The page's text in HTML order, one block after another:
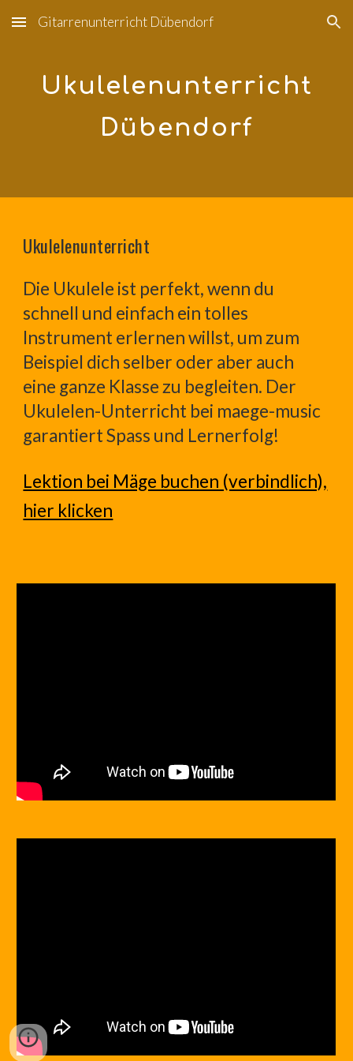
Skip to main content Skip to navigation
Gitarrenunterricht Dübendorf
Ukulelenunterricht
Dübendorf
Ukulelenunterricht
Die Ukulele ist perfekt, wenn du
schnell und einfach ein tolles
Instrument erlernen willst, um zum
Beispiel dich selber oder aber auch
eine ganze Klasse zu begleiten. Der
Ukulelen-Unterricht bei maege-music
garantiert Spass und Lernerfolg!
Lektion bei Mäge buchen (verbindlich),
hier klicken